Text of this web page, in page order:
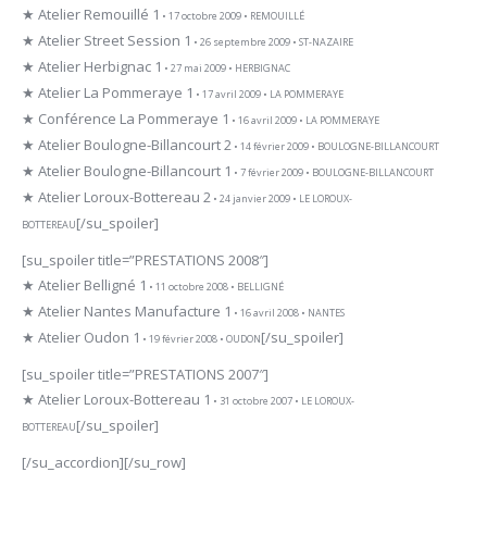
★ Atelier Remouillé 1 • 17 octobre 2009 • REMOUILLÉ
★ Atelier Street Session 1 • 26 septembre 2009 • ST-NAZAIRE
★ Atelier Herbignac 1 • 27 mai 2009 • HERBIGNAC
★ Atelier La Pommeraye 1 • 17 avril 2009 • LA POMMERAYE
★ Conférence La Pommeraye 1 • 16 avril 2009 • LA POMMERAYE
★ Atelier Boulogne-Billancourt 2 • 14 février 2009 • BOULOGNE-BILLANCOURT
★ Atelier Boulogne-Billancourt 1 • 7 février 2009 • BOULOGNE-BILLANCOURT
★ Atelier Loroux-Bottereau 2 • 24 janvier 2009 • LE LOROUX-
BOTTEREAU[/su_spoiler]
[su_spoiler title=”PRESTATIONS 2008″]
★ Atelier Belligné 1 • 11 octobre 2008 • BELLIGNÉ
★ Atelier Nantes Manufacture 1 • 16 avril 2008 • NANTES
★ Atelier Oudon 1 • 19 février 2008 • OUDON[/su_spoiler]
[su_spoiler title=”PRESTATIONS 2007″]
★ Atelier Loroux-Bottereau 1 • 31 octobre 2007 • LE LOROUX-
BOTTEREAU[/su_spoiler]
[/su_accordion][/su_row]